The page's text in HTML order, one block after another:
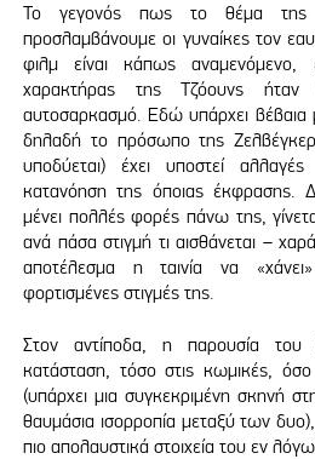
Το γεγονός πως το θέμα της
προσλαμβάνουμε οι γυναίκες τον
φιλμ είναι κάπως
χαρακτήρας της Τζόουνς ήταν
αυτοσαρκασμό. Εδώ υπάρχει βέβαια
δηλαδή το πρόσωπο της
υποδύεται) έχει υποστεί
κατανόηση της όποιας έκφρασης.
μένει πολλές φορές πάνω της,
ανά πάσα στιγμή τι αισθάνεται –
αποτέλεσμα η ταινία να
φορτισμένες στιγμές της.
Στον αντίποδα, η παρουσία του
κατάσταση, τόσο στις κωμικές,
(υπάρχει μια συγκεκριμένη σκηνή
θαυμάσια ισορροπία μεταξύ των
πιο απολαυστικά στοιχεία του εν